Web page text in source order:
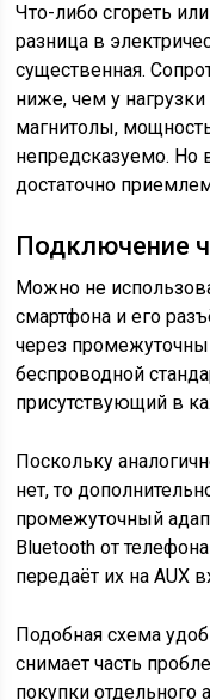
Что-либо сгореть
разница в
существенная.
ниже, чем у
магнитолы,
непредсказуемо. Но
достаточно
Подключение
Можно не
смартфона и его
через
беспроводной
присутствующий в
Поскольку
нет, то
промежуточный
Bluetooth от
передаёт их на AUX
Подобная схема
снимает часть
покупки отдельного